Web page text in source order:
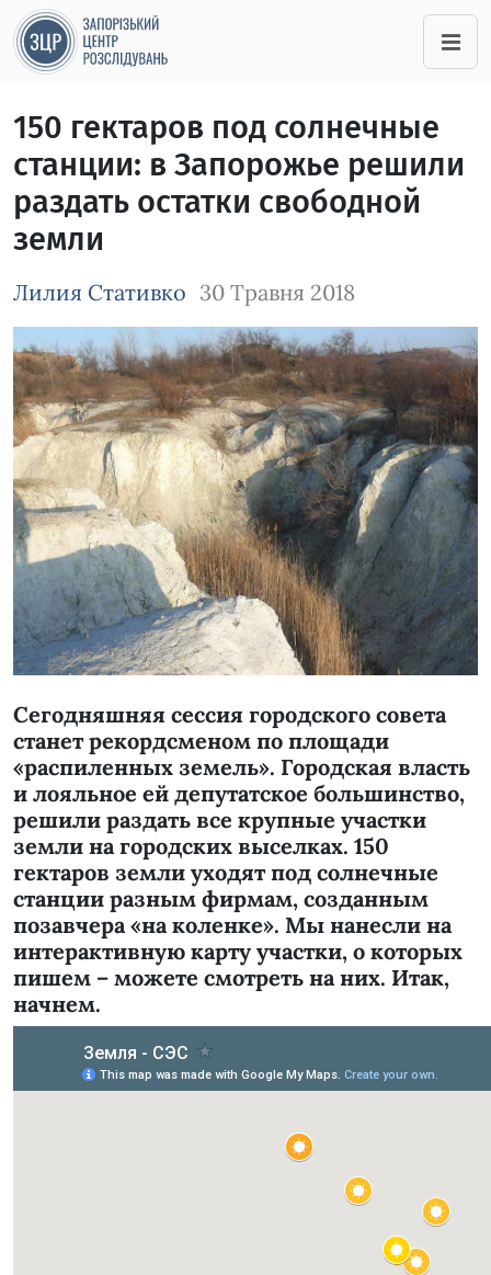
150 гектаров под солнечные
станции: в Запорожье решили
раздать остатки свободной
земли
Лилия Стативко 30 Травня 2018
Зображення завантажується
Сегодняшняя сессия городского совета
станет рекордсменом по площади
«распиленных земель». Городская власть
и лояльное ей депутатское большинство,
решили раздать все крупные участки
земли на городских выселках. 150
гектаров земли уходят под солнечные
станции разным фирмам, созданным
позавчера «на коленке». Мы нанесли на
интерактивную карту участки, о которых
пишем – можете смотреть на них. Итак,
начнем.